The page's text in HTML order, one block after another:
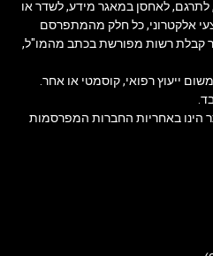
לתרגם, לאחסן במאגר מידע, לשדר או
אלקטרוני, כל חלק מהמתפרסם
קבלת רשות מפורשת בכתב מהמו"ל,
ייעוץ רפואי, קוסמטי או אחר.
הינו באחריות החברות המפרסמות